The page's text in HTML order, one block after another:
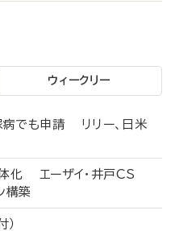
ウィークリー
でも申請 リリー、日米
化 エーザイ・井戸CS
構築
付）